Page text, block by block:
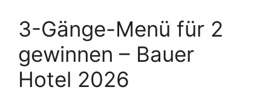
3-Gänge-Menü für 2
gewinnen – Bauer
Hotel 2026